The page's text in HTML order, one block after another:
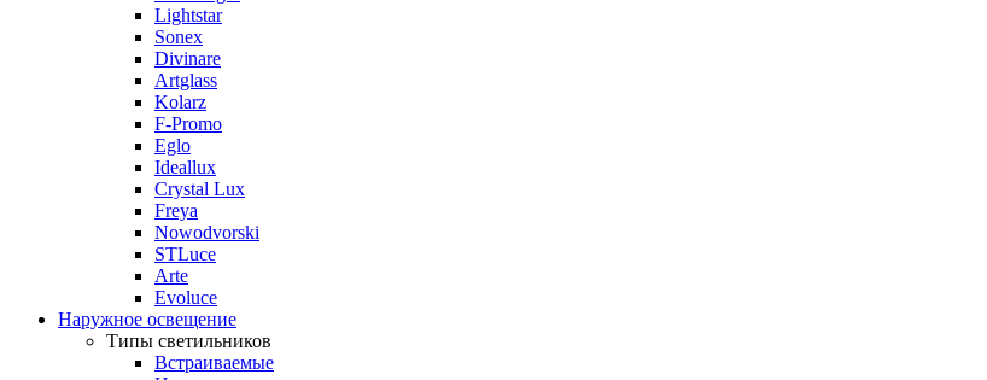
Lightstar
Sonex
Divinare
Artglass
Kolarz
F-Promo
Eglo
Ideallux
Crystal Lux
Freya
Nowodvorski
STLuce
Arte
Evoluce
Наружное освещение
Типы светильников
Встраиваемые